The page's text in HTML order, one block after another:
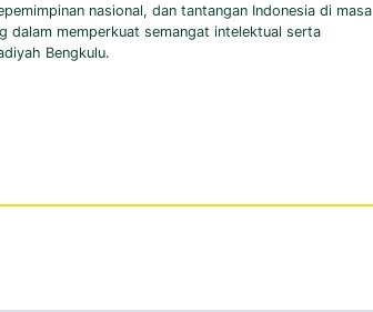
nasional, dan tantangan Indonesia di masa
dalam memperkuat semangat intelektual serta
Bengkulu.